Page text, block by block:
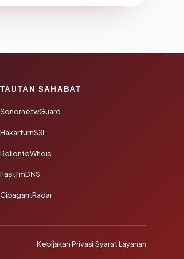
TAUTAN SAHABAT
SonornetwGuard
HakarfurnSSL
RelionteWhois
FastfmDNS
CipagantRadar
Kebijakan Privasi·Syarat Layanan